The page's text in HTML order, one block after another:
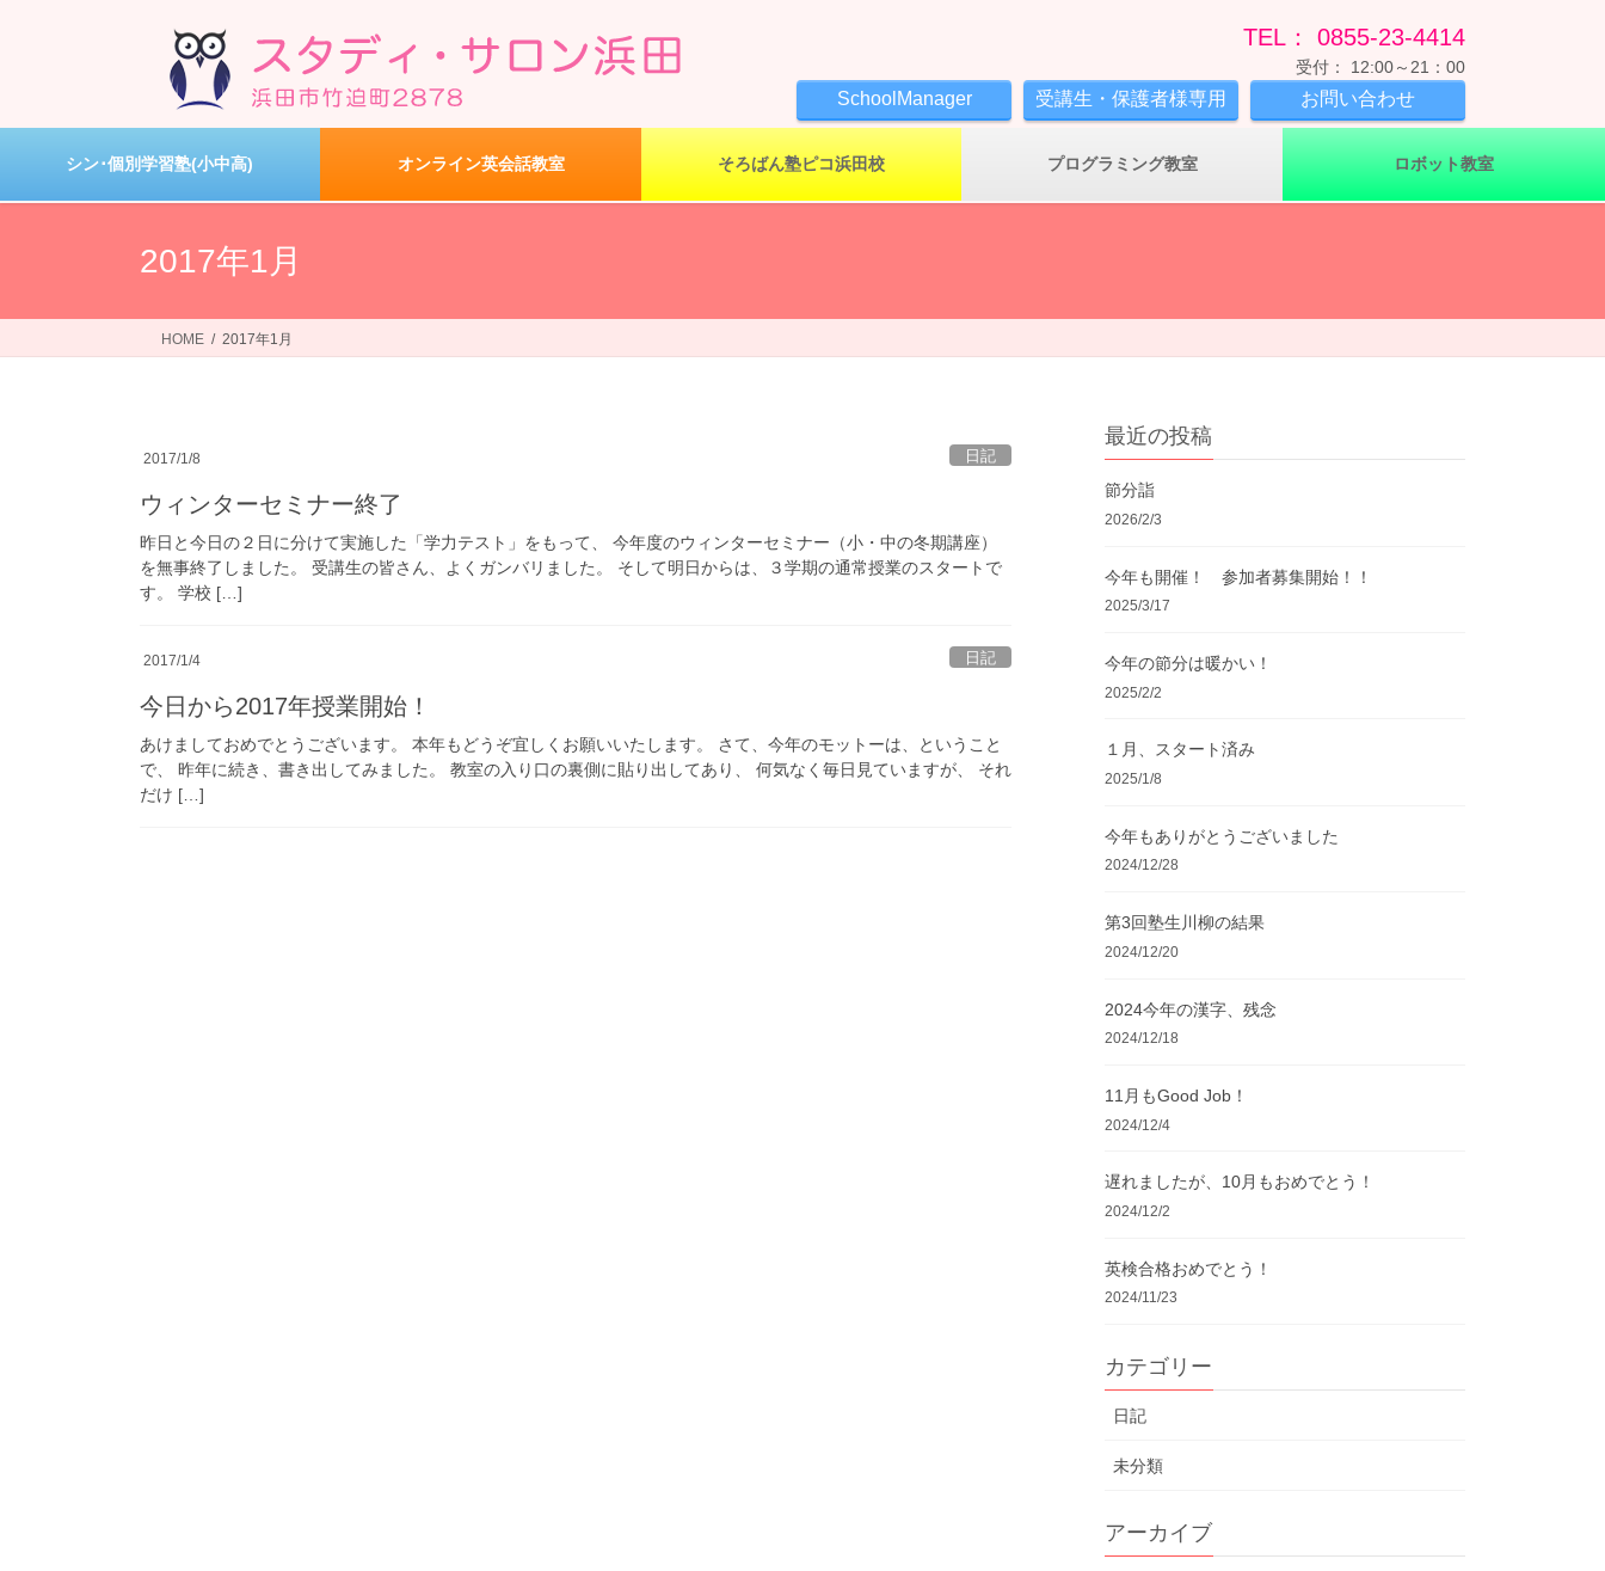
ツ
シ
TEL： 0855-23-4414
受付： 12:00～21：00
SchoolManager 受講生・保護者様専用 お問い合わせ
シン･個別学習塾(小中高) オンライン英会話教室 そろばん塾ピコ浜田校 プログラミング教室 ロボット教室
2017年1月
HOME 2017年1月
2017/1/8 日記
ウィンターセミナー終了
昨日と今日の２日に分けて実施した「学力テスト」をもって、 今年度のウィンターセミナー（小・中の冬期講座）
を無事終了しました。 受講生の皆さん、よくガンバリました。 そして明日からは、３学期の通常授業のスタートで
す。 学校 […]
2017/1/4 日記
今日から2017年授業開始！
あけましておめでとうございます。 本年もどうぞ宜しくお願いいたします。 さて、今年のモットーは、ということ
で、 昨年に続き、書き出してみました。 教室の入り口の裏側に貼り出してあり、 何気なく毎日見ていますが、 それ
だけ […]
最近の投稿
節分詣
2026/2/3
今年も開催！ 参加者募集開始！！
2025/3/17
今年の節分は暖かい！
2025/2/2
１月、スタート済み
2025/1/8
今年もありがとうございました
2024/12/28
第3回塾生川柳の結果
2024/12/20
2024今年の漢字、残念
2024/12/18
11月もGood Job！
2024/12/4
遅れましたが、10月もおめでとう！
2024/12/2
英検合格おめでとう！
2024/11/23
カテゴリー
日記
未分類
アーカイブ